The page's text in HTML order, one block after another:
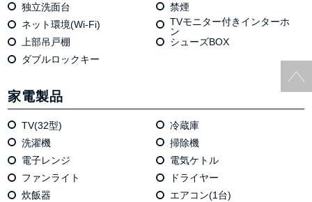
独⽴洗⾯台
禁煙
ネット環境(Wi-Fi)
TVモニター付きインターホ
ン
上部吊戸棚
シューズBOX
ダブルロックキー
家電製品
TV(32型)
冷蔵庫
洗濯機
掃除機
電⼦レンジ
電気ケトル
ファンライト
ドライヤー
炊飯器
エアコン(1台)